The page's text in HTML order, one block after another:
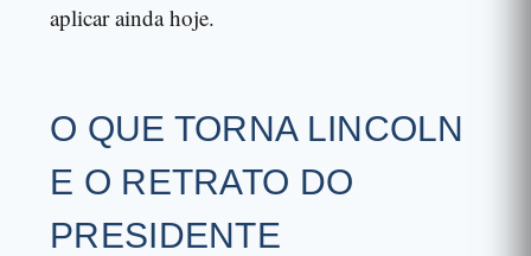
aplicar ainda hoje.
O QUE TORNA LINCOLN
E O RETRATO DO
PRESIDENTE